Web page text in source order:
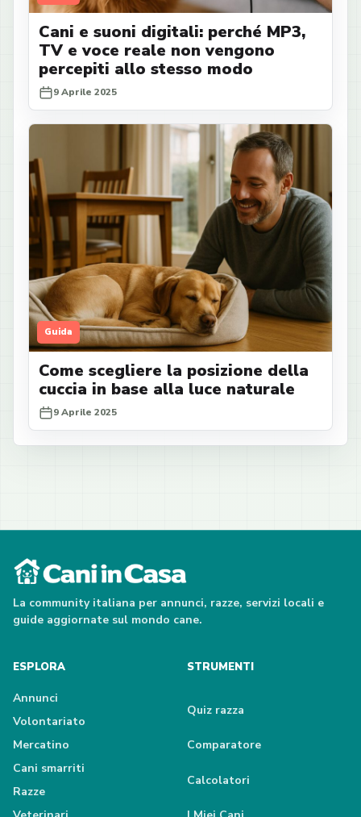
Cani e suoni digitali: perché MP3,
TV e voce reale non vengono
percepiti allo stesso modo
9 Aprile 2025
Guida
Come scegliere la posizione della
cuccia in base alla luce naturale
9 Aprile 2025
La community italiana per annunci, razze, servizi locali e
guide aggiornate sul mondo cane.
ESPLORA
Annunci
Volontariato
Mercatino
Cani smarriti
Razze
STRUMENTI
Quiz razza
Comparatore
Calcolatori